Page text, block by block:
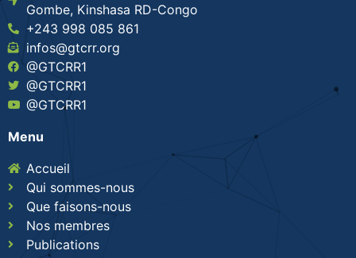
Gombe, Kinshasa RD-Congo
+243 998 085 861
infos@gtcrr.org
@GTCRR1
@GTCRR1
@GTCRR1
Menu
Accueil
Qui sommes-nous
Que faisons-nous
Nos membres
Publications